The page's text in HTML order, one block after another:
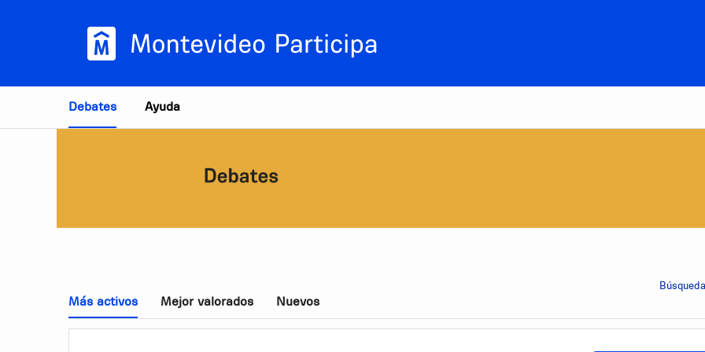
Debates Ayuda
Más activos Mejor valorados Nuevos